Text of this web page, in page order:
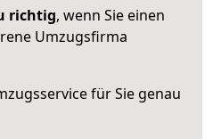
richtig, wenn Sie einen
Umzugsfirma
für Sie genau